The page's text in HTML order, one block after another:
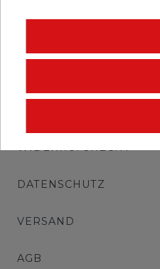
WIDERRUFSRECHT
DATENSCHUTZ
VERSAND
AGB